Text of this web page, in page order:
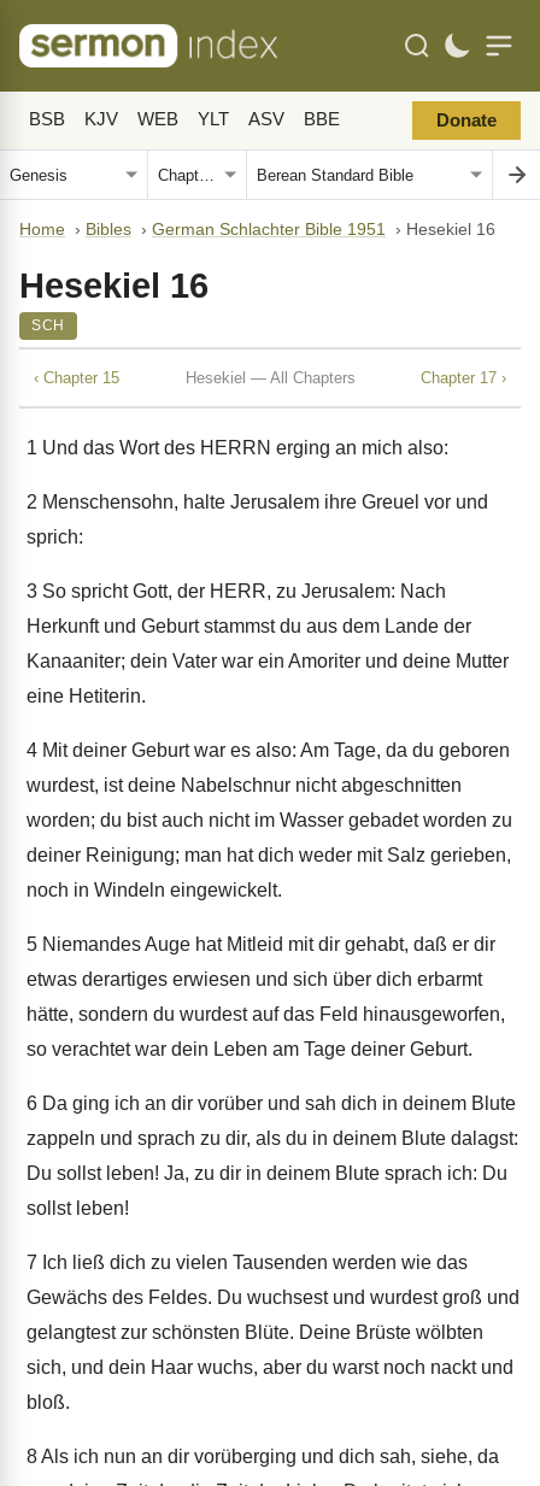
BSB KJV WEB YLT ASV BBE Donate
Home › Bibles › German Schlachter Bible 1951 › Hesekiel 16
Hesekiel 16
SCH
‹ Chapter 15 Hesekiel — All Chapters Chapter 17 ›
1 Und das Wort des HERRN erging an mich also:
2 Menschensohn, halte Jerusalem ihre Greuel vor und
sprich:
3 So spricht Gott, der HERR, zu Jerusalem: Nach
Herkunft und Geburt stammst du aus dem Lande der
Kanaaniter; dein Vater war ein Amoriter und deine Mutter
eine Hetiterin.
4 Mit deiner Geburt war es also: Am Tage, da du geboren
wurdest, ist deine Nabelschnur nicht abgeschnitten
worden; du bist auch nicht im Wasser gebadet worden zu
deiner Reinigung; man hat dich weder mit Salz gerieben,
noch in Windeln eingewickelt.
5 Niemandes Auge hat Mitleid mit dir gehabt, daß er dir
etwas derartiges erwiesen und sich über dich erbarmt
hätte, sondern du wurdest auf das Feld hinausgeworfen,
so verachtet war dein Leben am Tage deiner Geburt.
6 Da ging ich an dir vorüber und sah dich in deinem Blute
zappeln und sprach zu dir, als du in deinem Blute dalagst:
Du sollst leben! Ja, zu dir in deinem Blute sprach ich: Du
sollst leben!
7 Ich ließ dich zu vielen Tausenden werden wie das
Gewächs des Feldes. Du wuchsest und wurdest groß und
gelangtest zur schönsten Blüte. Deine Brüste wölbten
sich, und dein Haar wuchs, aber du warst noch nackt und
bloß.
8Als ich nun an dir vorüberging und dich sah, siehe, da